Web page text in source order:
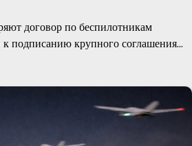
договор по беспилотникам
подписанию крупного соглашения…